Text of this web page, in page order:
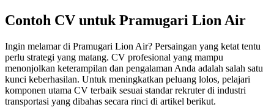
Contoh CV untuk Pramugari Lion Air
Ingin melamar di Pramugari Lion Air? Persaingan yang ketat tentu
perlu strategi yang matang. CV profesional yang mampu
menonjolkan keterampilan dan pengalaman Anda adalah salah satu
kunci keberhasilan. Untuk meningkatkan peluang lolos, pelajari
komponen utama CV terbaik sesuai standar rekruter di industri
transportasi yang dibahas secara rinci di artikel berikut.